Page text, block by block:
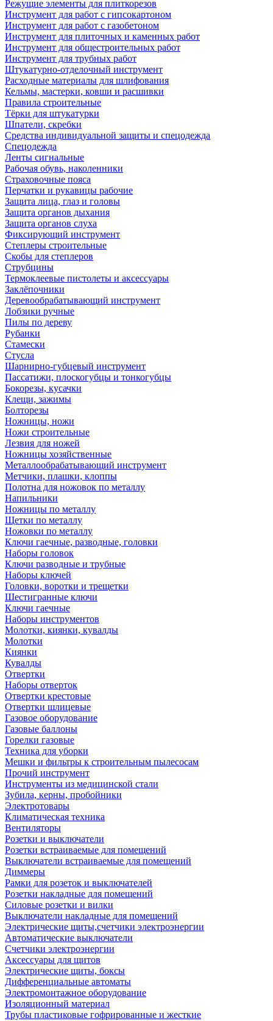
Режущие элементы для плиткорезов
Инструмент для работ с гипсокартоном
Инструмент для работ с газобетоном
Инструмент для плиточных и каменных работ
Инструмент для общестроительных работ
Инструмент для трубных работ
Штукатурно-отделочный инструмент
Расходные материалы для шлифования
Кельмы, мастерки, ковши и расшивки
Правила строительные
Тёрки для штукатурки
Шпатели, скребки
Средства индивидуальной защиты и спецодежда
Спецодежда
Ленты сигнальные
Рабочая обувь, наколенники
Страховочные пояса
Перчатки и рукавицы рабочие
Защита лица, глаз и головы
Защита органов дыхания
Защита органов слуха
Фиксирующий инструмент
Степлеры строительные
Скобы для степлеров
Струбцины
Термоклеевые пистолеты и аксессуары
Заклёпочники
Деревообрабатывающий инструмент
Лобзики ручные
Пилы по дереву
Рубанки
Стамески
Стусла
Шарнирно-губцевый инструмент
Пассатижи, плоскогубцы и тонкогубцы
Бокорезы, кусачки
Клещи, зажимы
Болторезы
Ножницы, ножи
Ножи строительные
Лезвия для ножей
Ножницы хозяйственные
Металлообрабатывающий инструмент
Метчики, плашки, клоппы
Полотна для ножовок по металлу
Напильники
Ножницы по металлу
Щетки по металлу
Ножовки по металлу
Ключи гаечные, разводные, головки
Наборы головок
Ключи разводные и трубные
Наборы ключей
Головки, воротки и трещетки
Шестигранные ключи
Ключи гаечные
Наборы инструментов
Молотки, киянки, кувалды
Молотки
Киянки
Кувалды
Отвертки
Наборы отверток
Отвертки крестовые
Отвертки шлицевые
Газовое оборудование
Газовые баллоны
Горелки газовые
Техника для уборки
Мешки и фильтры к строительным пылесосам
Прочий инструмент
Инструменты из медицинской стали
Зубила, керны, пробойники
Электротовары
Климатическая техника
Вентиляторы
Розетки и выключатели
Розетки встраиваемые для помещений
Выключатели встраиваемые для помещений
Диммеры
Рамки для розеток и выключателей
Розетки накладные для помещений
Силовые розетки и вилки
Выключатели накладные для помещений
Электрические щиты,счетчики электроэнергии
Автоматические выключатели
Счетчики электроэнергии
Аксессуары для щитов
Электрические щиты, боксы
Дифференциальные автоматы
Электромонтажное оборудование
Изоляционный материал
Трубы пластиковые гофрированные и жесткие